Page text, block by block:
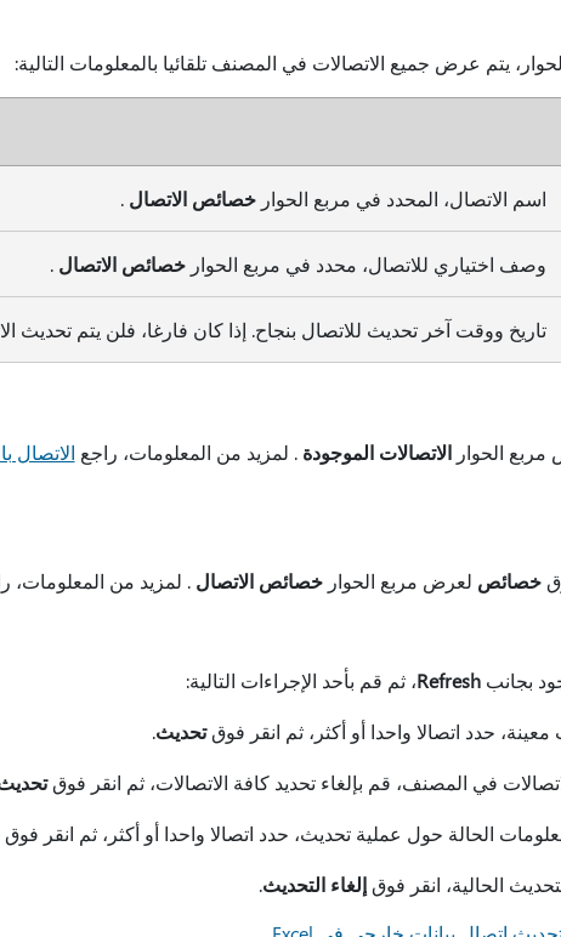
يتم عرض جميع الاتصالات في المصنف تلقائيا بالمعلومات التالية:
اسم الاتصال، المحدد في مربع الحوارخصائص الاتصال .
وصف اختياري للاتصال، محدد في مربع الحوارخصائص الاتصال .
تاريخ ووقت آخر تحديث للاتصال بنجاح. إذا كان فارغا، فلن يتم تحديث
مربع الحوارالاتصالات الموجودة . لمزيد من المعلومات، راجع الاتصال
خصائص لعرض مربع الحوارخصائص الاتصال . لمزيد من المعلومات،
بجانبRefresh، ثم قم بأحد الإجراءات التالية:
حدد اتصالا واحدا أو أكثر، ثم انقر فوقتحديث.
في المصنف، قم بإلغاء تحديد كافة الاتصالات، ثم انقر فوق
الحالة حول عملية تحديث، حدد اتصالا واحدا أو أكثر، ثم انقر فوق
الحالية، انقر فوقإلغاء التحديث.